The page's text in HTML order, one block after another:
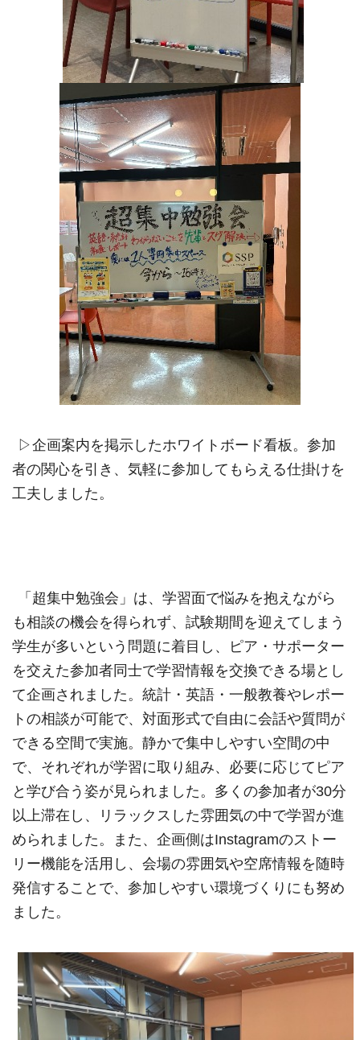
▷企画案内を掲示したホワイトボード看板。参加
者の関心を引き、気軽に参加してもらえる仕掛けを
工夫しました。
「超集中勉強会」は、学習面で悩みを抱えながら
も相談の機会を得られず、試験期間を迎えてしまう
学生が多いという問題に着目し、ピア・サポーター
を交えた参加者同士で学習情報を交換できる場とし
て企画されました。統計・英語・一般教養やレポー
トの相談が可能で、対面形式で自由に会話や質問が
できる空間で実施。静かで集中しやすい空間の中
で、それぞれが学習に取り組み、必要に応じてピア
と学び合う姿が見られました。多くの参加者が30分
以上滞在し、リラックスした雰囲気の中で学習が進
められました。また、企画側はInstagramのストー
リー機能を活用し、会場の雰囲気や空席情報を随時
発信することで、参加しやすい環境づくりにも努め
ました。